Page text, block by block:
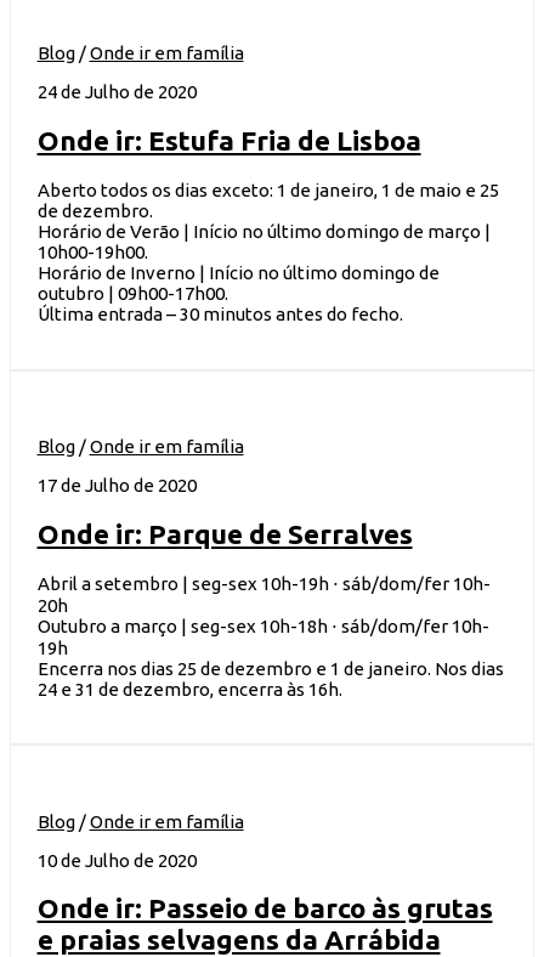
Blog/Onde ir em família
24 de Julho de 2020
Onde ir: Estufa Fria de Lisboa
Aberto todos os dias exceto: 1 de janeiro, 1 de maio e 25
de dezembro.
Horário de Verão | Início no último domingo de março |
10h00-19h00.
Horário de Inverno | Início no último domingo de
outubro | 09h00-17h00.
Última entrada – 30 minutos antes do fecho.
Blog/Onde ir em família
17 de Julho de 2020
Onde ir: Parque de Serralves
Abril a setembro | seg-sex 10h-19h ⋅ sáb/dom/fer 10h-
20h
Outubro a março | seg-sex 10h-18h ⋅ sáb/dom/fer 10h-
19h
Encerra nos dias 25 de dezembro e 1 de janeiro. Nos dias
24 e 31 de dezembro, encerra às 16h.
Blog/Onde ir em família
10 de Julho de 2020
Onde ir: Passeio de barco às grutas
e praias selvagens da Arrábida